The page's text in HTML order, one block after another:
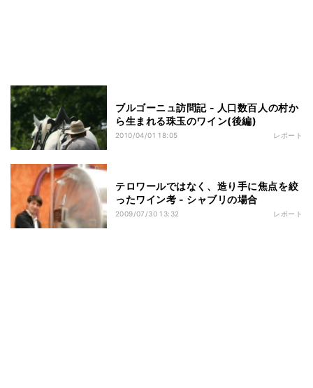
ブルゴーニュ訪問記 - 人口数百人の村か
ら生まれる珠玉のワイン(後編)
2010/04/01 18:05 レポート
テロワールではなく、造り手に焦点を絞
ったワイン考 - シャブリの場合
2009/07/30 13:32 レポート